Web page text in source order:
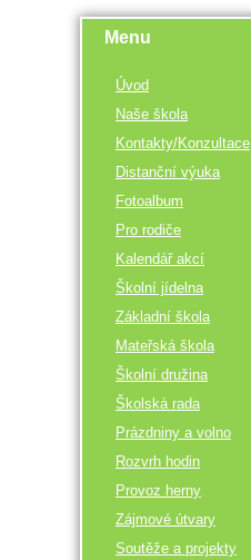
Menu
Úvod
Naše škola
Kontakty/Konzultace
Distanční výuka
Fotoalbum
Pro rodiče
Kalendář akcí
Školní jídelna
Základní škola
Mateřská škola
Školní družina
Školská rada
Prázdniny a volno
Rozvrh hodin
Provoz herny
Zájmové útvary
Soutěže a projekty